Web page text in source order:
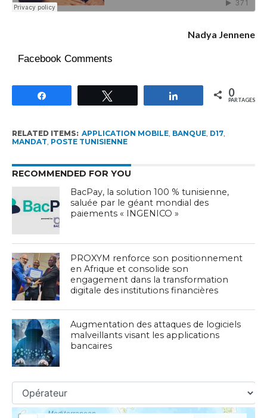
Nadya Jennene
Facebook Comments
Partagez 0
PARTAGES
RELATED ITEMS: APPLICATION MOBILE, BANQUE, D17,
MANDAT POSTE TUNISIENNE
RECOMMENDED FOR YOU
BacPay, la solution 100 % tunisienne,
saluée par le géant mondial des
paiements « INGENICO »
PROXYM renforce son positionnement
en Afrique et consolide son
engagement dans la transformation
digitale des institutions financières
Augmentation des attaques de logiciels
malveillants visant les applications
bancaires